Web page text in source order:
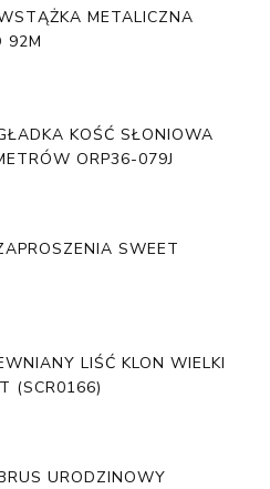
METALICZNA
92M
KOŚĆ SŁONIOWA
ORP36-079J
SWEET
LIŚĆ KLON WIELKI
(SCR0166)
URODZINOWY